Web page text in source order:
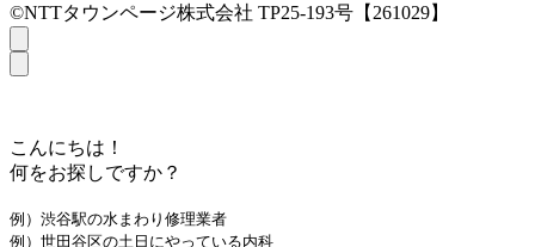
©NTTタウンページ株式会社 TP25-193号【261029】
こんにちは！
何をお探しですか？
例）渋谷駅の水まわり修理業者
例）世田谷区の土日にやっている内科